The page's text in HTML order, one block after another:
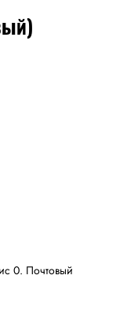
0. Почтовый